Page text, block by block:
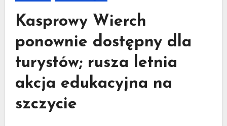
Kasprowy Wierch
ponownie dostępny dla
turystów; rusza letnia
akcja edukacyjna na
szczycie